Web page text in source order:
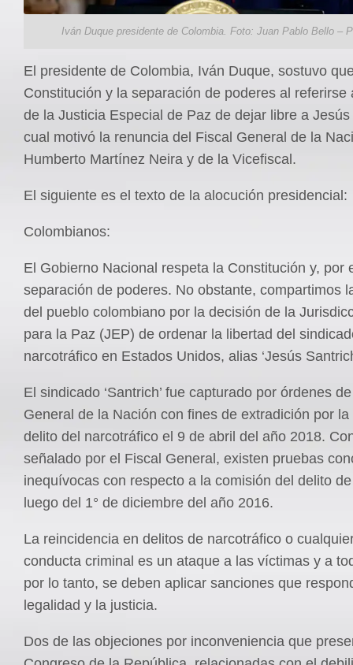
Iván Duque presidente de Colombia. Foto: Juan Pablo Bello –
El presidente de Colombia, Iván Duque, sostuvo
Constitución y la separación de poderes al referirse
de la Justicia Especial de Paz de dejar libre a
cual motivó la renuncia del Fiscal General de la
Humberto Martínez Neira y de la Vicefiscal.
El siguiente es el texto de la alocución presidencial:
Colombianos:
El Gobierno Nacional respeta la Constitución y, por
separación de poderes. No obstante, compartimos
del pueblo colombiano por la decisión de la
para la Paz (JEP) de ordenar la libertad del
narcotráfico en Estados Unidos, alias ‘Jesús
El sindicado ‘Santrich’ fue capturado por órdenes
General de la Nación con fines de extradición por
delito del narcotráfico el 9 de abril del año 2018.
señalado por el Fiscal General, existen pruebas
inequívocas con respecto a la comisión del delito
luego del 1° de diciembre del año 2016.
La reincidencia en delitos de narcotráfico o
conducta criminal es un ataque a las víctimas y a
por lo tanto, se deben aplicar sanciones que
legalidad y la justicia.
Dos de las objeciones por inconveniencia que